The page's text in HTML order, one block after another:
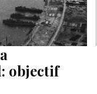
objectif